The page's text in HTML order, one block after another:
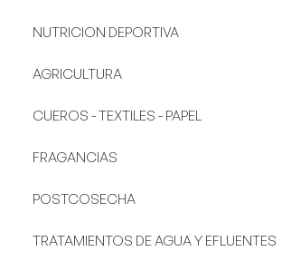
NUTRICION DEPORTIVA
AGRICULTURA
CUEROS - TEXTILES - PAPEL
FRAGANCIAS
POSTCOSECHA
TRATAMIENTOS DE AGUA Y EFLUENTES